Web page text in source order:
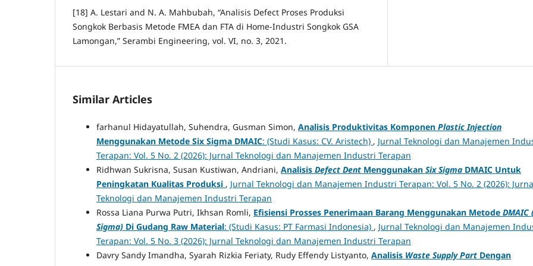
[18] A. Lestari and N. A. Mahbubah, “Analisis Defect Proses Produksi
Songkok Berbasis Metode FMEA dan FTA di Home-Industri Songkok GSA
Lamongan,” Serambi Engineering, vol. VI, no. 3, 2021.
Similar Articles
farhanul Hidayatullah, Suhendra, Gusman Simon, Analisis Produktivitas Komponen Plastic Injection
Menggunakan Metode Six Sigma DMAIC: (Studi Kasus: CV. Aristech) , Jurnal Teknologi dan Manajemen
Terapan: Vol. 5 No. 2 (2026): Jurnal Teknologi dan Manajemen Industri Terapan
Ridhwan Sukrisna, Susan Kustiwan, Andriani, Analisis Defect Dent Menggunakan Six Sigma DMAIC Untuk
Peningkatan Kualitas Produksi , Jurnal Teknologi dan Manajemen Industri Terapan: Vol. 5 No. 2 (2026):
Teknologi dan Manajemen Industri Terapan
Rossa Liana Purwa Putri, Ikhsan Romli, Efisiensi Prosses Penerimaan Barang Menggunakan Metode DMAIC
Sigma) Di Gudang Raw Material: (Studi Kasus: PT Farmasi Indonesia) , Jurnal Teknologi dan Manajemen
Terapan: Vol. 5 No. 3 (2026): Jurnal Teknologi dan Manajemen Industri Terapan
Davry Sandy Imandha, Syarah Rizkia Feriaty, Rudy Effendy Listyanto, Analisis Waste Supply Part Dengan